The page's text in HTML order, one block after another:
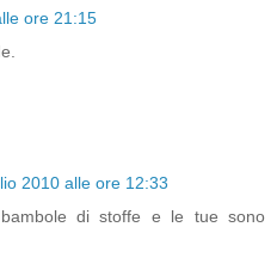
ore 21:15
2010 alle ore 12:33
di stoffe e le tue sono